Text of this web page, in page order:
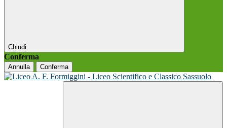
Chiudi
Conferma
Annulla Conferma